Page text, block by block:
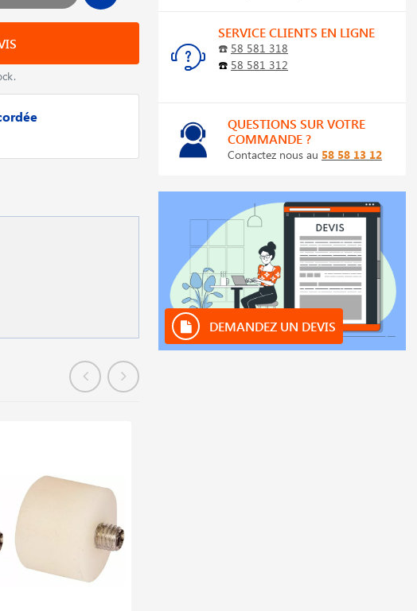
SERVICE CLIENTS EN LIGNE
☎️ 58 581 318
☎️ 58 581 312
QUESTIONS SUR VOTRE
COMMANDE ?
Contactez nous au 58 58 13 12
DEMANDEZ UN DEVIS